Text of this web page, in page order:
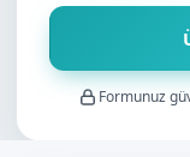
Formunuz